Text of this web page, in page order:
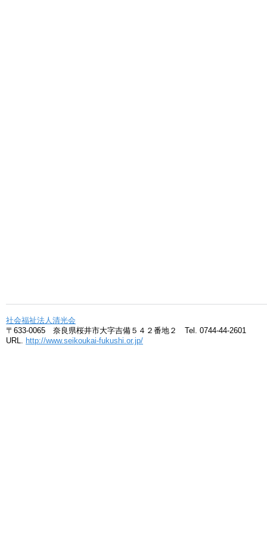
社会福祉法人清光会
〒633-0065 奈良県桜井市大字吉備５４２番地２ Tel. 0744-44-2601
URL. http://www.seikoukai-fukushi.or.jp/